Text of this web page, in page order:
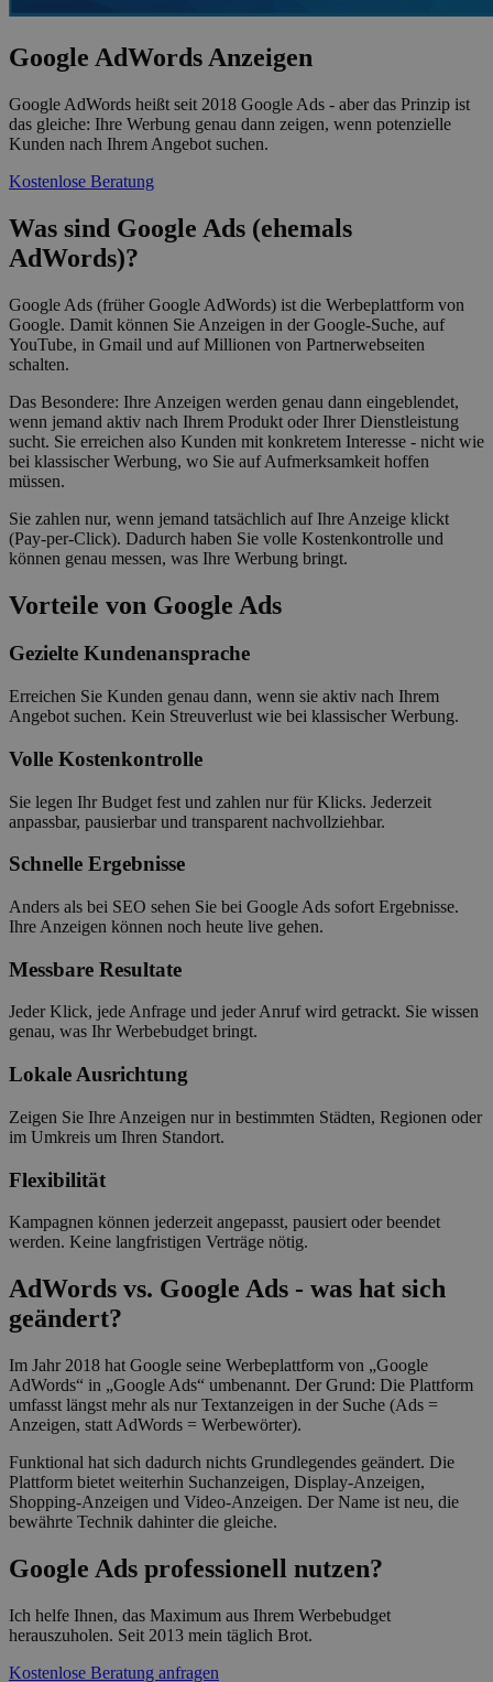
Google AdWords Anzeigen
Google AdWords heißt seit 2018 Google Ads - aber das Prinzip ist
das gleiche: Ihre Werbung genau dann zeigen, wenn potenzielle
Kunden nach Ihrem Angebot suchen.
Kostenlose Beratung
Was sind Google Ads (ehemals
AdWords)?
Google Ads (früher Google AdWords) ist die Werbeplattform von
Google. Damit können Sie Anzeigen in der Google-Suche, auf
YouTube, in Gmail und auf Millionen von Partnerwebseiten
schalten.
Das Besondere: Ihre Anzeigen werden genau dann eingeblendet,
wenn jemand aktiv nach Ihrem Produkt oder Ihrer Dienstleistung
sucht. Sie erreichen also Kunden mit konkretem Interesse - nicht wie
bei klassischer Werbung, wo Sie auf Aufmerksamkeit hoffen
müssen.
Sie zahlen nur, wenn jemand tatsächlich auf Ihre Anzeige klickt
(Pay-per-Click). Dadurch haben Sie volle Kostenkontrolle und
können genau messen, was Ihre Werbung bringt.
Vorteile von Google Ads
Gezielte Kundenansprache
Erreichen Sie Kunden genau dann, wenn sie aktiv nach Ihrem
Angebot suchen. Kein Streuverlust wie bei klassischer Werbung.
Volle Kostenkontrolle
Sie legen Ihr Budget fest und zahlen nur für Klicks. Jederzeit
anpassbar, pausierbar und transparent nachvollziehbar.
Schnelle Ergebnisse
Anders als bei SEO sehen Sie bei Google Ads sofort Ergebnisse.
Ihre Anzeigen können noch heute live gehen.
Messbare Resultate
Jeder Klick, jede Anfrage und jeder Anruf wird getrackt. Sie wissen
genau, was Ihr Werbebudget bringt.
Lokale Ausrichtung
Zeigen Sie Ihre Anzeigen nur in bestimmten Städten, Regionen oder
im Umkreis um Ihren Standort.
Flexibilität
Kampagnen können jederzeit angepasst, pausiert oder beendet
werden. Keine langfristigen Verträge nötig.
AdWords vs. Google Ads - was hat sich
geändert?
Im Jahr 2018 hat Google seine Werbeplattform von „Google
AdWords“ in „Google Ads“ umbenannt. Der Grund: Die Plattform
umfasst längst mehr als nur Textanzeigen in der Suche (Ads =
Anzeigen, statt AdWords = Werbewörter).
Funktional hat sich dadurch nichts Grundlegendes geändert. Die
Plattform bietet weiterhin Suchanzeigen, Display-Anzeigen,
Shopping-Anzeigen und Video-Anzeigen. Der Name ist neu, die
bewährte Technik dahinter die gleiche.
Google Ads professionell nutzen?
Ich helfe Ihnen, das Maximum aus Ihrem Werbebudget
herauszuholen. Seit 2013 mein täglich Brot.
Kostenlose Beratung anfragen